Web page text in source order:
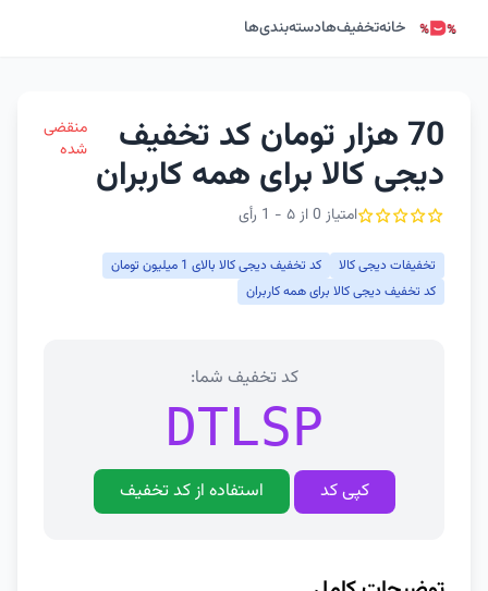
خانهتخفیف‌هادسته‌بندی‌ها
70 هزار تومان کد تخفیف
دیجی کالا برای همه کاربران
امتیاز 0 از ۵ - 1 رأی
منقضی
شده
تخفیفات دیجی کالا
کد تخفیف دیجی کالا بالای 1 میلیون تومان
کد تخفیف دیجی کالا برای همه کاربران
کد تخفیف شما:
DTLSP
کپی کد استفاده از کد تخفیف